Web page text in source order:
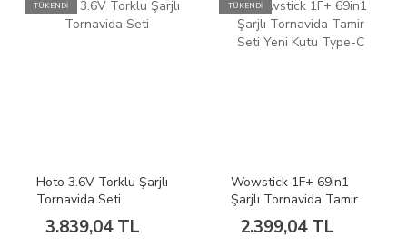
TÜKENDİ
Hoto 3.6V Torklu Şarjlı
Tornavida Seti
3.839,04 TL
TÜKENDİ
Wowstick 1F+ 69in1
Şarjlı Tornavida Tamir
Seti Yeni Kutu Type-C
2.399,04 TL